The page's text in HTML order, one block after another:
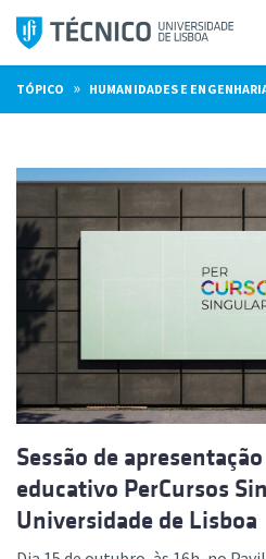
Saltar
para
o
conteúdo
TÓPICO » HUMANIDADES E
Sessão de
educativo PerCursos
Universidade de Lisboa